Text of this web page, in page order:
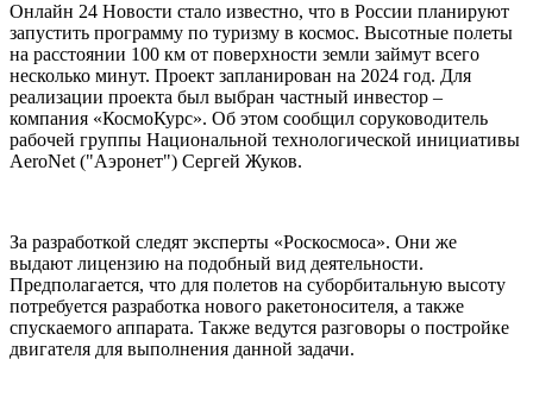
Онлайн 24 Новости стало известно, что в России планируют
запустить программу по туризму в космос. Высотные полеты
на расстоянии 100 км от поверхности земли займут всего
несколько минут. Проект запланирован на 2024 год. Для
реализации проекта был выбран частный инвестор –
компания «КосмоКурс». Об этом сообщил соруководитель
рабочей группы Национальной технологической инициативы
AeroNet ("Аэронет") Сергей Жуков.
За разработкой следят эксперты «Роскосмоса». Они же
выдают лицензию на подобный вид деятельности.
Предполагается, что для полетов на суборбитальную высоту
потребуется разработка нового ракетоносителя, а также
спускаемого аппарата. Также ведутся разговоры о постройке
двигателя для выполнения данной задачи.